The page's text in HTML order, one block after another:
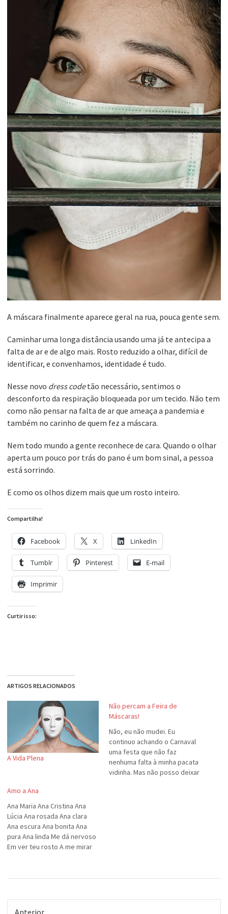
A máscara finalmente aparece geral na rua, pouca gente sem.
Caminhar uma longa distância usando uma já te antecipa a
falta de ar e de algo mais. Rosto reduzido a olhar, difícil de
identificar, e convenhamos, identidade é tudo.
Nesse novo dress codetão necessário, sentimos o
desconforto da respiração bloqueada por um tecido. Não tem
como não pensar na falta de ar que ameaça a pandemia e
também no carinho de quem fez a máscara.
Nem todo mundo a gente reconhece de cara. Quando o olhar
aperta um pouco por trás do pano é um bom sinal, a pessoa
está sorrindo.
E como os olhos dizem mais que um rosto inteiro.
Compartilha!
Facebook X LinkedIn
Tumblr Pinterest E-mail
Imprimir
Curtir isso:
ARTIGOS RELACIONADOS
A Vida Plena
Não percam a Feira de
Máscaras!
Não, eu não mudei. Eu
continuo achando o Carnaval
uma festa que não faz
nenhuma falta à minha pacata
vidinha. Mas não posso deixar
Amo a Ana
Ana Maria Ana Cristina Ana
Lúcia Ana rosada Ana clara
Ana escura Ana bonita Ana
pura Ana linda Me dá nervoso
Em ver teu rosto A me mirar
pés No caminhar Analisando
ver teu…
Anterior